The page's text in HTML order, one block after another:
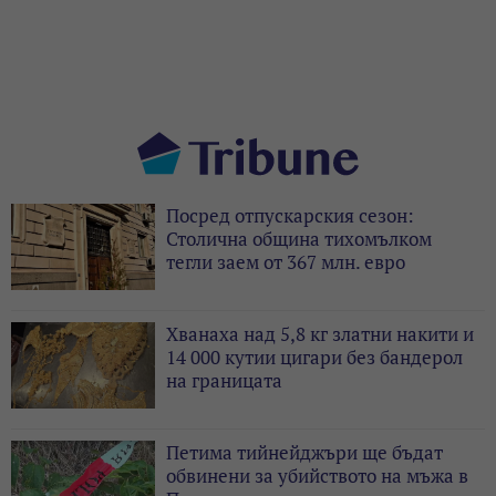
Посред отпускарския сезон:
Столична община тихомълком
тегли заем от 367 млн. евро
Хванаха над 5,8 кг златни накити и
14 000 кутии цигари без бандерол
на границата
Петима тийнейджъри ще бъдат
обвинени за убийството на мъжа в